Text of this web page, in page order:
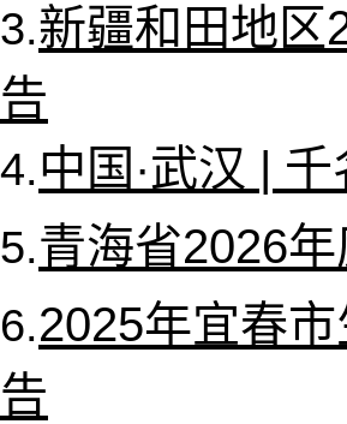
3.新疆和田地区
告
4.中国·武汉 |
5.青海省2026
6.2025年宜春
告